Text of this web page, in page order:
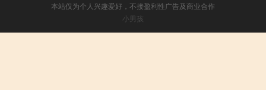
本站仅为个人兴趣爱好，不接盈利性广告及商业合作
小男孩